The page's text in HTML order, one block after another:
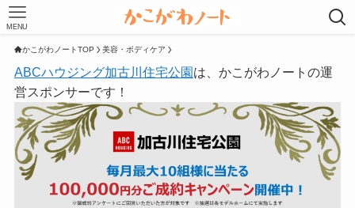
MENU
かこがわノートTOP 美容・ボディケア
ABCハウジング加古川住宅公園は、かこがわノートの運
営スポンサーです！